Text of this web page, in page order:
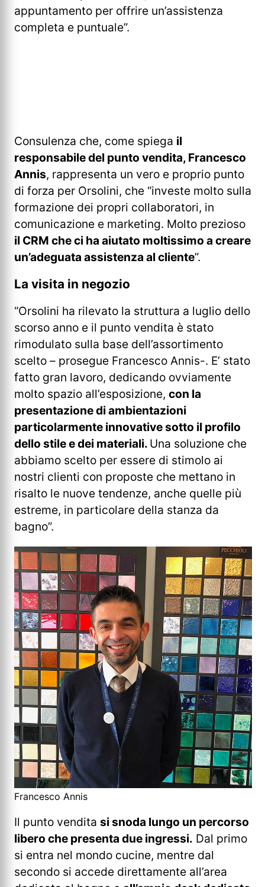
appuntamento per offrire un’assistenza
completa e puntuale”.
Consulenza che, come spiega il
responsabile del punto vendita, Francesco
Annis, rappresenta un vero e proprio punto
di forza per Orsolini, che “investe molto sulla
formazione dei propri collaboratori, in
comunicazione e marketing. Molto prezioso
il CRM che ci ha aiutato moltissimo a creare
un’adeguata assistenza al cliente”.
La visita in negozio
“Orsolini ha rilevato la struttura a luglio dello
scorso anno e il punto vendita è stato
rimodulato sulla base dell’assortimento
scelto – prosegue Francesco Annis-. E’ stato
fatto gran lavoro, dedicando ovviamente
molto spazio all’esposizione, con la
presentazione di ambientazioni
particolarmente innovative sotto il profilo
dello stile e dei materiali. Una soluzione che
abbiamo scelto per essere di stimolo ai
nostri clienti con proposte che mettano in
risalto le nuove tendenze, anche quelle più
estreme, in particolare della stanza da
bagno”.
Francesco Annis
Il punto vendita si snoda lungo un percorso
libero che presenta due ingressi. Dal primo
si entra nel mondo cucine, mentre dal
secondo si accede direttamente all’area